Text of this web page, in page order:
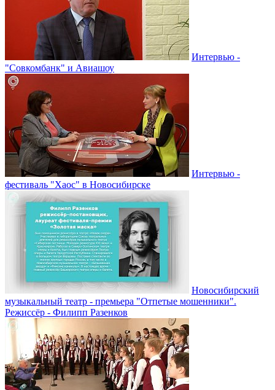
Интервью -
"Совкомбанк" и Авиашоу
Интервью -
фестиваль "Хаос" в Новосибирске
Новосибирский
музыкальный театр - премьера "Отпетые мошенники".
Режиссёр - Филипп Разенков